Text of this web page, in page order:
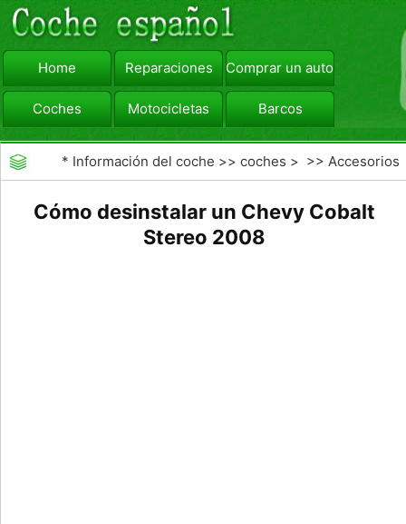
Home Reparaciones Comprar un automóvil
Coches Motocicletas Barcos
viajar Camiones
* Información del coche >>coches > >>Accesorios
Cómo desinstalar un Chevy Cobalt
Stereo 2008